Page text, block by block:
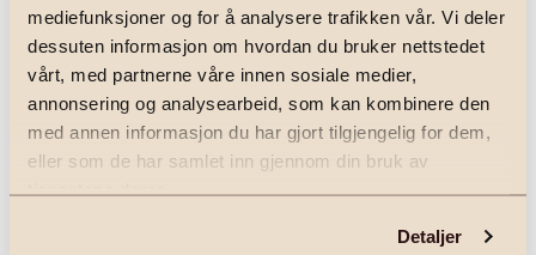
mediefunksjoner og for å analysere trafikken vår. Vi deler
dessuten informasjon om hvordan du bruker nettstedet
vårt, med partnerne våre innen sosiale medier,
annonsering og analysearbeid, som kan kombinere den
med annen informasjon du har gjort tilgjengelig for dem,
eller som de har samlet inn gjennom din bruk av
tjenestene deres.
Detaljer
Application error: a
-side exception has occurred while
loadingemeraeiendomsmegling.no(see the browser console
for more information).